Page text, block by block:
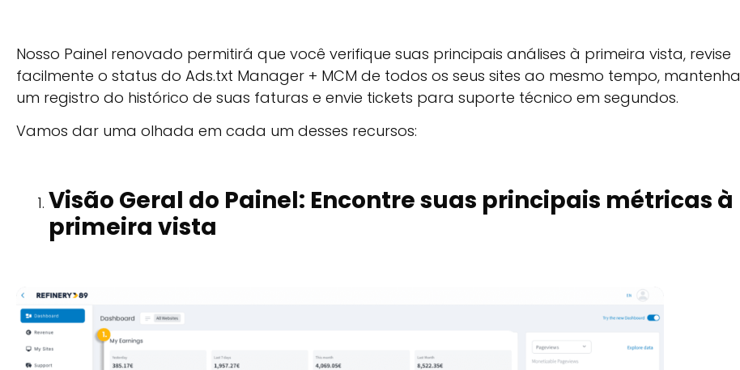
Nosso Painel renovado permitirá que você verifique suas principais análises à primeira vista, revise
facilmente o status do Ads.txt Manager + MCM de todos os seus sites ao mesmo tempo, mantenha
um registro do histórico de suas faturas e envie tickets para suporte técnico em segundos.
Vamos dar uma olhada em cada um desses recursos:
Visão Geral do Painel: Encontre suas principais métricas à
primeira vista